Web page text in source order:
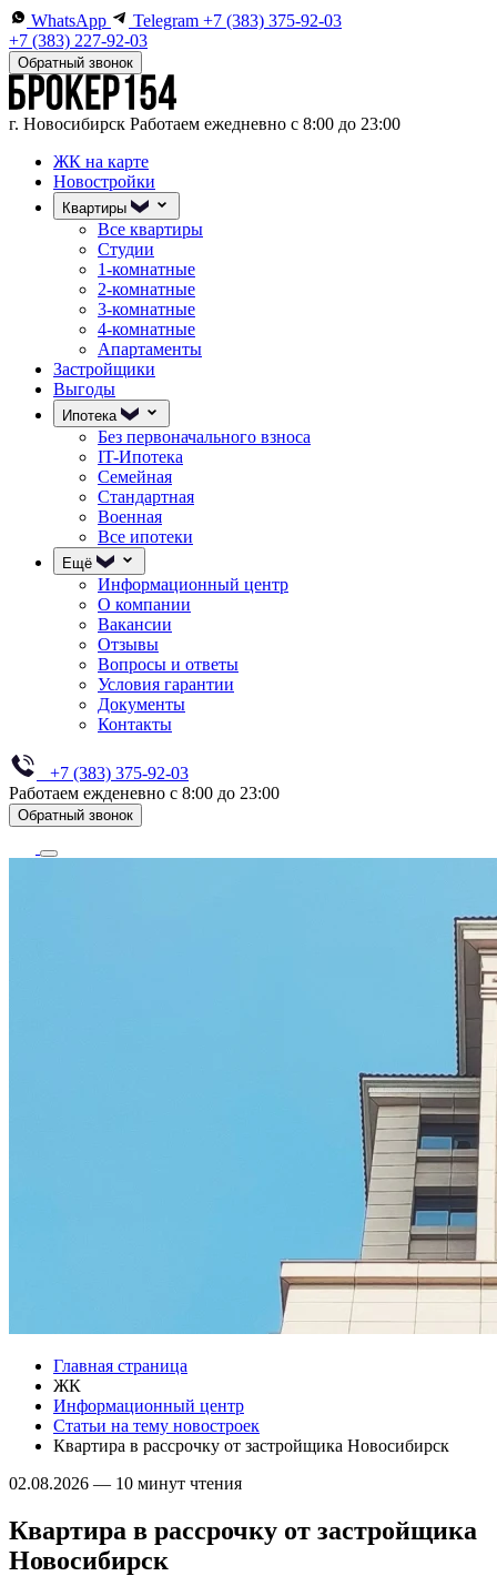
WhatsApp Telegram +7 (383) 375-92-03
+7 (383) 227-92-03
Обратный звонок
г. Новосибирск Работаем ежедневно с 8:00 до 23:00
ЖК на карте
Новостройки
Квартиры
Все квартиры
Студии
1-комнатные
2-комнатные
3-комнатные
4-комнатные
Апартаменты
Застройщики
Выгоды
Ипотека
Без первоначального взноса
IT-Ипотека
Семейная
Стандартная
Военная
Все ипотеки
Ещё
Информационный центр
О компании
Вакансии
Отзывы
Вопросы и ответы
Условия гарантии
Документы
Контакты
+7 (383) 375-92-03
Работаем ежденевно с 8:00 до 23:00
Обратный звонок
Главная страница
ЖК
Информационный центр
Статьи на тему новостроек
Квартира в рассрочку от застройщика Новосибирск
02.08.2026 — 10 минут чтения
Квартира в рассрочку от застройщика
Новосибирск